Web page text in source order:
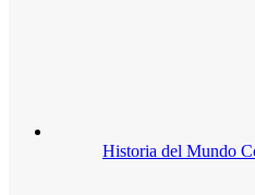
Historia del Mundo